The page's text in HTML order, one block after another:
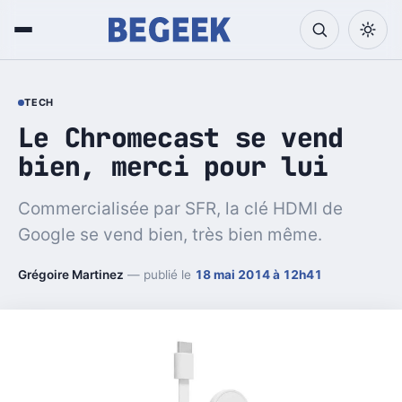
TECH
Le Chromecast se vend
bien, merci pour lui
Commercialisée par SFR, la clé HDMI de
Google se vend bien, très bien même.
Grégoire Martinez — publié le 18 mai 2014 à 12h41